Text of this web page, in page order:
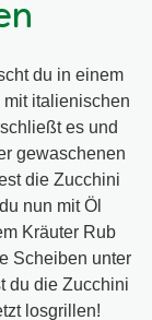
du in einem
italienischen
es und
gewaschenen
die Zucchini
nun mit Öl
Kräuter Rub
Scheiben unter
du die Zucchini
losgrillen!